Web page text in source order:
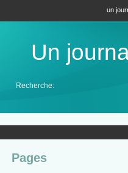
un
Un
Recherche:
Pages